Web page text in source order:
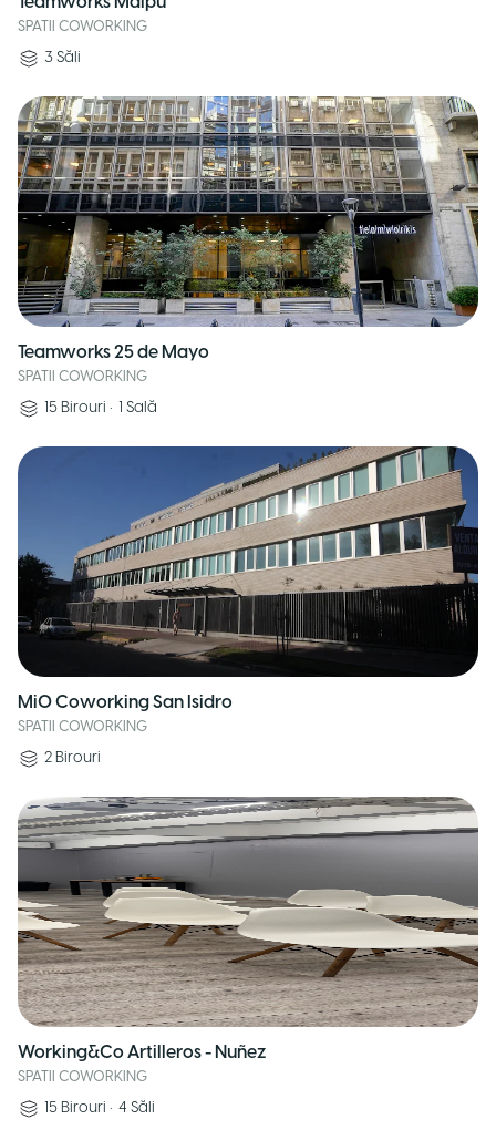
SPATII COWORKING
3 Săli
Teamworks 25 de Mayo
SPATII COWORKING
15 Birouri • 1 Sală
MiO Coworking San Isidro
SPATII COWORKING
2 Birouri
Working&Co Artilleros - Nuñez
SPATII COWORKING
15 Birouri • 4 Săli